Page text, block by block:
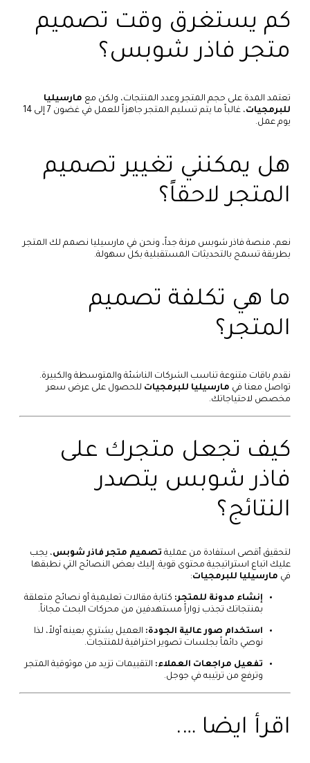
كم يستغرق وقت تصميم
متجر فاذر شوبس؟
تعتمد المدة على حجم المتجر وعدد المنتجات، ولكن مع مارسيليا
للبرمجيات
، غالباً ما يتم تسليم المتجر جاهزاً للعمل في غضون 7 إلى 14
يوم عمل.
هل يمكنني تغيير تصميم
المتجر لاحقاً؟
نعم، منصة فاذر شوبس مرنة جداً، ونحن في مارسيليا نصمم لك المتجر
بطريقة تسمح بالتحديثات المستقبلية بكل سهولة.
ما هي تكلفة تصميم
المتجر؟
نقدم باقات متنوعة تناسب الشركات الناشئة والمتوسطة والكبيرة.
تواصل معنا في مارسيليا للبرمجيات للحصول على عرض سعر
مخصص لاحتياجاتك.
كيف تجعل متجرك على
فاذر شوبس يتصدر
النتائج؟
لتحقيق أقصى استفادة من عملية تصميم متجر فاذر شوبس، يجب
عليك اتباع استراتيجية محتوى قوية. إليك بعض النصائح التي نطبقها
في مارسيليا للبرمجيات:
إنشاء مدونة للمتجر: كتابة مقالات تعليمية أو نصائح متعلقة
بمنتجاتك تجذب زواراً مستهدفين من محركات البحث مجاناً.
استخدام صور عالية الجودة: العميل يشتري بعينه أولاً، لذا
نوصي دائماً بجلسات تصوير احترافية للمنتجات.
تفعيل مراجعات العملاء: التقييمات تزيد من موثوقية المتجر
وترفع من ترتيبه في جوجل.
اقرأ ايضا ….